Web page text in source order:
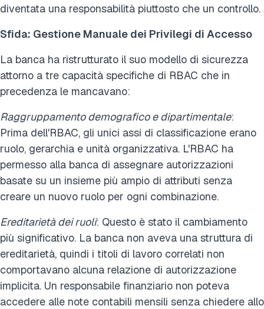
diventata una responsabilità piuttosto che un controllo.
Sfida: Gestione Manuale dei Privilegi di Accesso
La banca ha ristrutturato il suo modello di sicurezza
attorno a tre capacità specifiche di RBAC che in
precedenza le mancavano:
Raggruppamento demografico e dipartimentale:
Prima dell'RBAC, gli unici assi di classificazione erano
ruolo, gerarchia e unità organizzativa. L'RBAC ha
permesso alla banca di assegnare autorizzazioni
basate su un insieme più ampio di attributi senza
creare un nuovo ruolo per ogni combinazione.
Ereditarietà dei ruoli: Questo è stato il cambiamento
più significativo. La banca non aveva una struttura di
ereditarietà, quindi i titoli di lavoro correlati non
comportavano alcuna relazione di autorizzazione
implicita. Un responsabile finanziario non poteva
accedere alle note contabili mensili senza chiedere allo